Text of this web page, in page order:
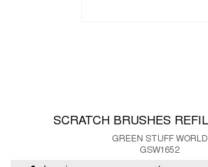
SCRATCH BRUSHES
GREEN STUFF WORLD
GSW1652